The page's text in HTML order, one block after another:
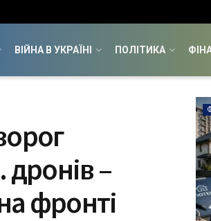
ВІЙНА В УКРАЇНІ ПОЛІТИКА
дронів –
фронті